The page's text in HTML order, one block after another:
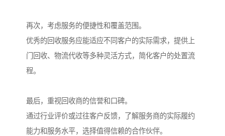
再次，考虑服务的便捷性和覆盖范围。
优秀的回收服务应能适应不同客户的实际需求，提供上
门回收、物流代收等多种灵活方式，简化客户的处置流
程。
最后，重视回收商的信誉和口碑。
通过行业评价或过往客户反馈，了解服务商的实际履约
能力和服务水平，选择值得信赖的合作伙伴。